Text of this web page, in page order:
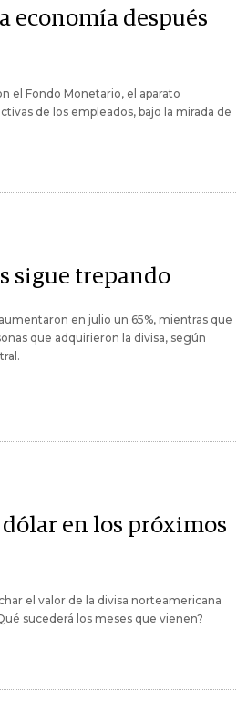
economía después
el Fondo Monetario, el aparato
de los empleados, bajo la mirada de
sigue trepando
en julio un 65%, mientras que
que adquirieron la divisa, según
dólar en los próximos
el valor de la divisa norteamericana
sucederá los meses que vienen?